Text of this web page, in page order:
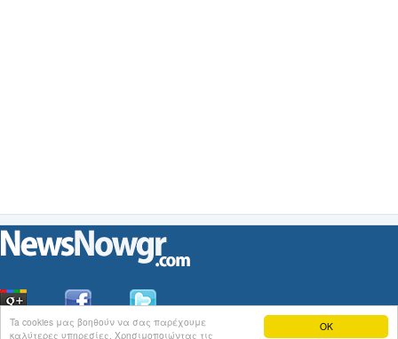
OK
Ta cookies μας βοηθούν να σας παρέχουμε
καλύτερες υπηρεσίες. Χρησιμοποιώντας τις